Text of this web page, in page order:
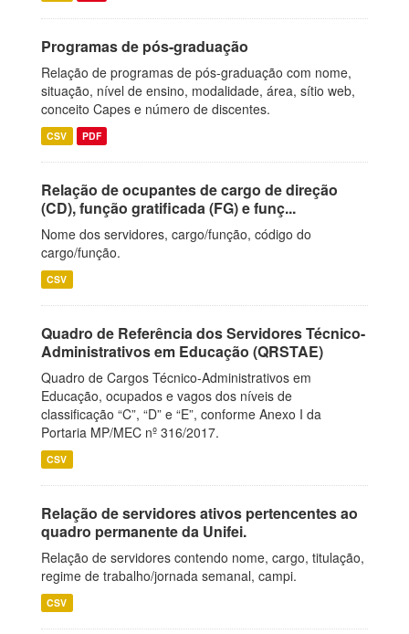
Programas de pós-graduação
Relação de programas de pós-graduação com nome,
situação, nível de ensino, modalidade, área, sítio web,
conceito Capes e número de discentes.
CSV PDF
Relação de ocupantes de cargo de direção
(CD), função gratificada (FG) e funç...
Nome dos servidores, cargo/função, código do
cargo/função.
CSV
Quadro de Referência dos Servidores Técnico-
Administrativos em Educação (QRSTAE)
Quadro de Cargos Técnico-Administrativos em
Educação, ocupados e vagos dos níveis de
classificação “C”, “D” e “E”, conforme Anexo I da
Portaria MP/MEC nº 316/2017.
CSV
Relação de servidores ativos pertencentes ao
quadro permanente da Unifei.
Relação de servidores contendo nome, cargo, titulação,
regime de trabalho/jornada semanal, campi.
CSV